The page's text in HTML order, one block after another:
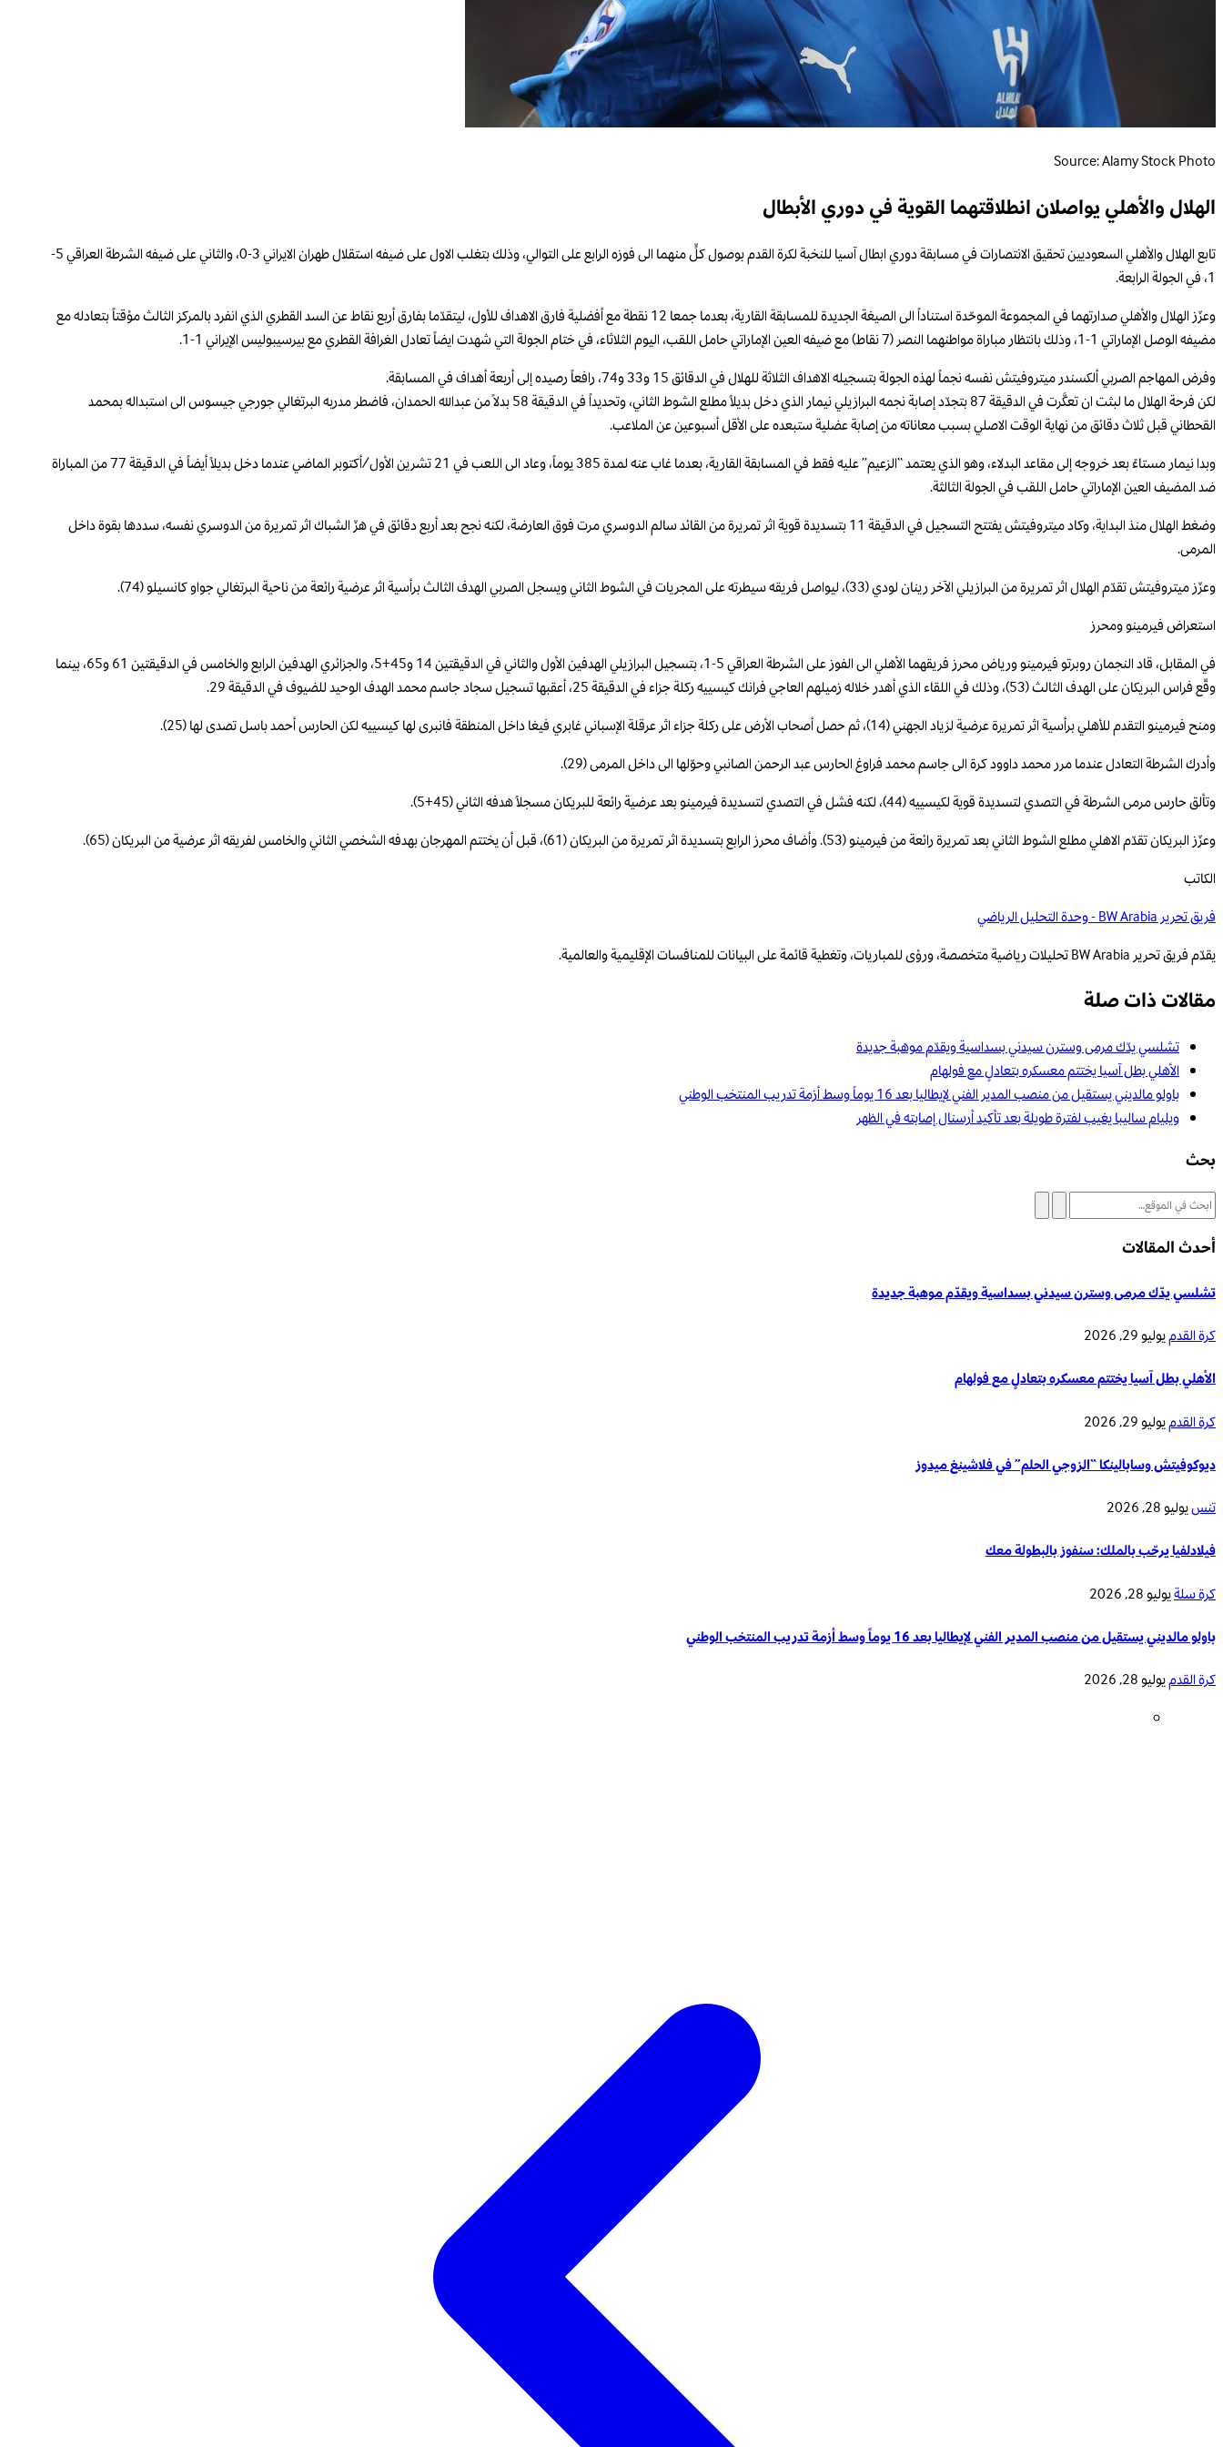
Source: Alamy Stock Photo
الهلال والأهلي يواصلان انطلاقتهما القوية في دوري الأبطال
تابع الهلال والأهلي السعوديين تحقيق الانتصارات في مسابقة دوري ابطال آسيا للنخبة لكرة القدم بوصول كلٍّ منهما الى فوزه الرابع على التوالي، وذلك بتغلب الاول على ضيفه استقلال طهران الايراني 3-0، والثاني على ضيفه الشرطة العراقي 5-
1، في الجولة الرابعة.
وعزّز الهلال والأهلي صدارتهما في المجموعة الموحّدة استناداً الى الصيغة الجديدة للمسابقة القارية، بعدما جمعا 12 نقطة مع أفضلية فارق الاهداف للأول، ليتقدّما بفارق أربع نقاط عن السد القطري الذي انفرد بالمركز الثالث مؤقتاً بتعادله مع
مضيفه الوصل الإماراتي 1-1، وذلك بانتظار مباراة مواطنهما النصر (7 نقاط) مع ضيفه العين الإماراتي حامل اللقب، اليوم الثلاثاء، في ختام الجولة التي شهدت ايضاً تعادل الغرافة القطري مع بيرسيبوليس الإيراني 1-1.
وفرض المهاجم الصربي ألكسندر ميتروفيتش نفسه نجماً لهذه الجولة بتسجيله الاهداف الثلاثة للهلال في الدقائق 15 و33 و74، رافعاً رصيده إلى أربعة أهداف في المسابقة.
لكن فرحة الهلال ما لبثت ان تعكَّرت في الدقيقة 87 بتجدّد إصابة نجمه البرازيلي نيمار الذي دخل بديلاً مطلع الشوط الثاني، وتحديداً في الدقيقة 58 بدلاً من عبدالله الحمدان، فاضطر مدربه البرتغالي جورجي جيسوس الى استبداله بمحمد
القحطاني قبل ثلاث دقائق من نهاية الوقت الاصلي بسبب معاناته من إصابة عضلية ستبعده على الأقل أسبوعين عن الملاعب.
وبدا نيمار مستاءً بعد خروجه إلى مقاعد البدلاء، وهو الذي يعتمد “الزعيم” عليه فقط في المسابقة القارية، بعدما غاب عنه لمدة 385 يوماً، وعاد الى اللعب في 21 تشرين الأول/أكتوبر الماضي عندما دخل بديلاً أيضاً في الدقيقة 77 من المباراة
ضد المضيف العين الإماراتي حامل اللقب في الجولة الثالثة.
وضغط الهلال منذ البداية، وكاد ميتروفيتش يفتتح التسجيل في الدقيقة 11 بتسديدة قوية اثر تمريرة من القائد سالم الدوسري مرت فوق العارضة، لكنه نجح بعد أربع دقائق في هزّ الشباك اثر تمريرة من الدوسري نفسه، سددها بقوة داخل
المرمى.
وعزّز ميتروفيتش تقدّم الهلال اثر تمريرة من البرازيلي الآخر رينان لودي (33)، ليواصل فريقه سيطرته على المجريات في الشوط الثاني ويسجل الصربي الهدف الثالث برأسية اثر عرضية رائعة من ناحية البرتغالي جواو كانسيلو (74).
استعراض فيرمينو ومحرز
في المقابل، قاد النجمان روبرتو فيرمينو ورياض محرز فريقهما الأهلي الى الفوز على الشرطة العراقي 5-1، بتسجيل البرازيلي الهدفين الأول والثاني في الدقيقتين 14 و45+5، والجزائري الهدفين الرابع والخامس في الدقيقتين 61 و65، بينما
وقّع فراس البريكان على الهدف الثالث (53)، وذلك في اللقاء الذي أهدر خلاله زميلهم العاجي فرانك كيسييه ركلة جزاء في الدقيقة 25، أعقبها تسجيل سجاد جاسم محمد الهدف الوحيد للضيوف في الدقيقة 29.
ومنح فيرمينو التقدم للأهلي برأسية اثر تمريرة عرضية لزياد الجهني (14)، ثم حصل أصحاب الأرض على ركلة جزاء اثر عرقلة الإسباني غابري فيغا داخل المنطقة فانبرى لها كيسييه لكن الحارس أحمد باسل تصدى لها (25).
وأدرك الشرطة التعادل عندما مرر محمد داوود كرة الى جاسم محمد فراوغ الحارس عبد الرحمن الصانبي وحوّلها الى داخل المرمى (29).
وتألق حارس مرمى الشرطة في التصدي لتسديدة قوية لكيسييه (44)، لكنه فشل في التصدي لتسديدة فيرمينو بعد عرضية رائعة للبريكان مسجلاً هدفه الثاني (45+5).
وعزّز البريكان تقدّم الاهلي مطلع الشوط الثاني بعد تمريرة رائعة من فيرمينو (53). وأضاف محرز الرابع بتسديدة اثر تمريرة من البريكان (61)، قبل أن يختتم المهرجان بهدفه الشخصي الثاني والخامس لفريقه اثر عرضية من البريكان (65).
الكاتب
فريق تحرير BW Arabia - وحدة التحليل الرياضي
يقدّم فريق تحرير BW Arabia تحليلات رياضية متخصصة، ورؤى للمباريات، وتغطية قائمة على البيانات للمنافسات الإقليمية والعالمية.
مقالات ذات صلة
تشلسي يدّك مرمى وسترن سيدني بسداسية ويقدّم موهبة جديدة
الأهلي بطل آسيا يختتم معسكره بتعادلٍ مع فولهام
باولو مالديني يستقيل من منصب المدير الفني لإيطاليا بعد 16 يوماً وسط أزمة تدريب المنتخب الوطني
ويليام ساليبا يغيب لفترة طويلة بعد تأكيد أرسنال إصابته في الظهر
بحث
أحدث المقالات
تشلسي يدّك مرمى وسترن سيدني بسداسية ويقدّم موهبة جديدة
كرة القدميوليو 29, 2026
الأهلي بطل آسيا يختتم معسكره بتعادلٍ مع فولهام
كرة القدميوليو 29, 2026
ديوكوفيتش وسابالينكا “الزوجي الحلم” في فلاشينغ ميدوز
تنسيوليو 28, 2026
فيلادلفيا يرحّب بالملك: سنفوز بالبطولة معك
كرة سلةيوليو 28, 2026
باولو مالديني يستقيل من منصب المدير الفني لإيطاليا بعد 16 يوماً وسط أزمة تدريب المنتخب الوطني
كرة القدميوليو 28, 2026